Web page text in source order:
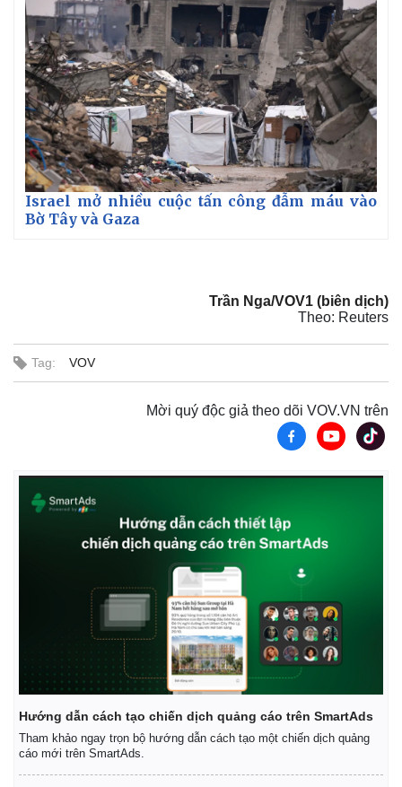
Thế giới
Quan sát
Cuộc sống đó đây
Hồ sơ
Multimedia
Video
Ảnh
E-Magazine
Infographic
Israel mở nhiều cuộc tấn công đẫm máu vào
Bờ Tây và Gaza
Trần Nga/VOV1 (biên dịch)
Theo: Reuters
Tag: VOV
Mời quý độc giả theo dõi VOV.VN trên
Hướng dẫn cách tạo chiến dịch quảng cáo trên SmartAds
Tham khảo ngay trọn bộ hướng dẫn cách tạo một chiến dịch quảng
cáo mới trên SmartAds.